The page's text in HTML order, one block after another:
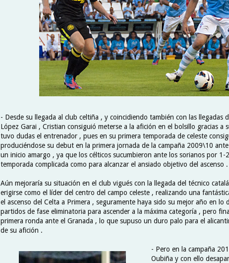
- Desde su llegada al club celtiña , y coincidiendo también con las llegadas
López Garai , Cristian consiguió meterse a la afición en el bolsillo gracias a
tuvo dudas el entrenador , pues en su primera temporada de celeste
produciéndose su debut en la primera jornada de la campaña 2009\10
un inicio amargo , ya que los célticos sucumbieron ante los sorianos por 1-
temporada complicada como para alcanzar el ansiado objetivo del ascenso .
Aún mejoraría su situación en el club vigués con la llegada del técnico
erigirse como el líder del centro del campo celeste , realizando una
el ascenso del Celta a Primera , seguramente haya sido su mejor año en
partidos de fase eliminatoria para ascender a la máxima categoría , pero
primera ronda ante el Granada , lo que supuso un duro palo para el
de su afición .
- Pero en la campaña
Oubiña y con ello